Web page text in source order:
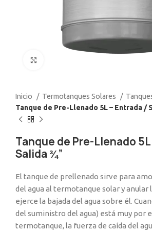
Inicio Termotanques Solares
Tanque de Pre-Llenado 5L – Entrada /
Tanque de Pre-Llenado
Salida ¾”
El tanque de prellenado sirve para
del agua al termotanque solar y anular
ejerce la bajada del agua sobre él.
del suministro del agua) está muy por
termotanque, la fuerza de caída del